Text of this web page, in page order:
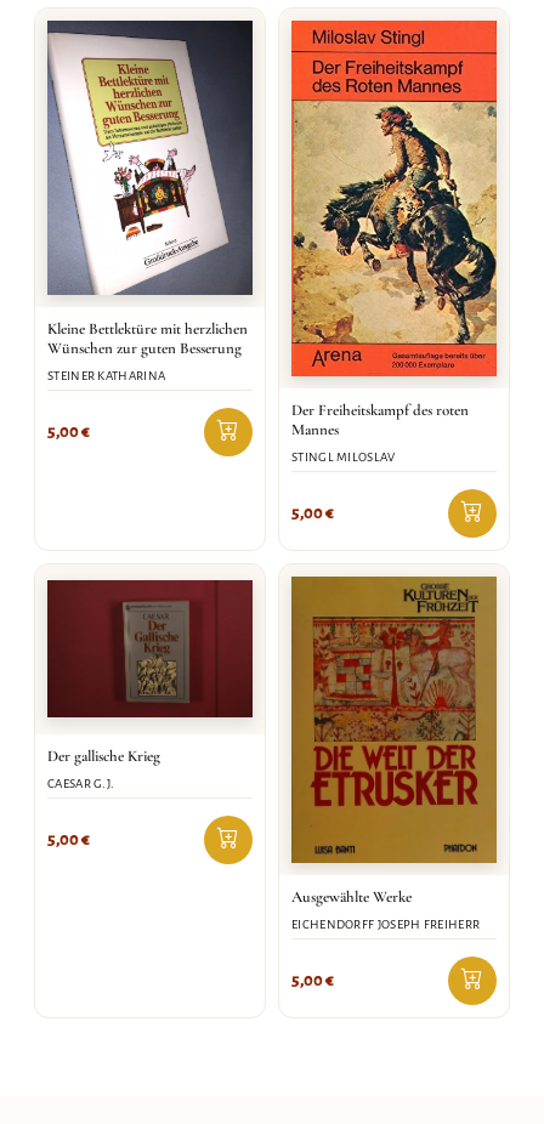
Kleine Bettlektüre mit herzlichen
Wünschen zur guten Besserung
STEINER KATHARINA
5,00€
Der Freiheitskampf des roten
Mannes
STINGL MILOSLAV
5,00€
Der gallische Krieg
CAESAR G.J.
5,00€
Ausgewählte Werke
EICHENDORFF JOSEPH FREIHERR
5,00€